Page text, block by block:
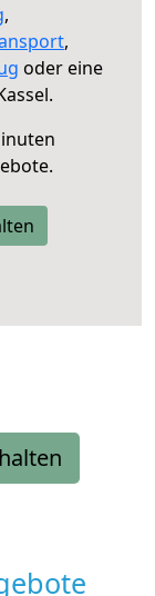
,
,
oder eine